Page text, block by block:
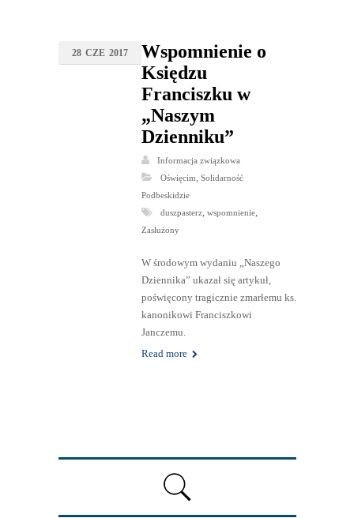
28 CZE 2017
Wspomnienie o
Księdzu
Franciszku w
„Naszym
Dzienniku”
Informacja związkowa
Oświęcim Solidarność
Podbeskidzie
duszpasterz, wspomnienie,
Zasłużony
W środowym wydaniu „Naszego
Dziennika” ukazał się artykuł,
poświęcony tragicznie zmarłemu ks.
kanonikowi Franciszkowi
Janczemu.
Read more